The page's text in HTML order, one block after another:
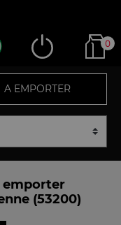
0
A EMPORTER
emporter
(53200)